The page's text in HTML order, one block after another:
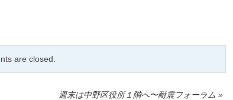
are closed.
週末は中野区役所１階へ〜耐震フォーラム »